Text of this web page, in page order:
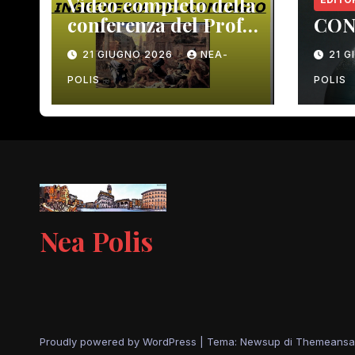
conferenza del Prof.
Macrì del 12 giugno
scorso
21 GIUGNO 2026 NEA-
POLIS
21
POLIS
Nea Polis
Proudly powered by WordPress Tema: Newsup di